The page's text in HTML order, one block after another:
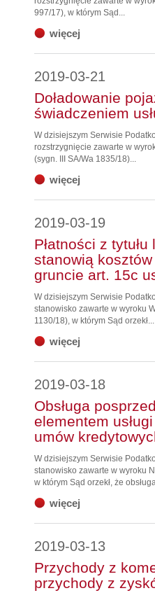
997/17), w którym Sąd...
więcej
2019-03-21
Doładowanie
świadczeniem
W dzisiejszym Serwisie
rozstrzygnięcie zawarte w
(sygn. III SA/Wa 1835/18)...
więcej
2019-03-19
Płatności z
stanowią
gruncie art. 15c
W dzisiejszym Serwisie
stanowisko zawarte w wyroku
1130/18), w którym Sąd orzekł...
więcej
2019-03-18
Obsługa
elementem
umów
W dzisiejszym Serwisie
stanowisko zawarte w wyroku
w którym Sąd orzekł, że
więcej
2019-03-13
Przychody z
przychody z